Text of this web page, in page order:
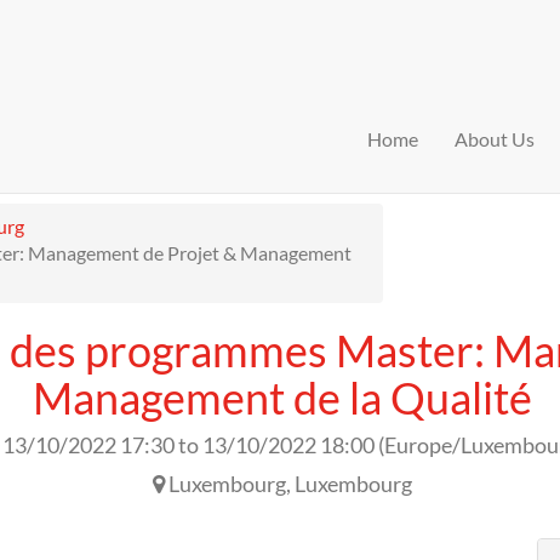
Home About Us
Management de Projet & Management
programmes Master:
Management de la Qualité
13/10/2022 17:30to 13/10/2022 18:00(Europe/
Luxembourg, Luxembourg